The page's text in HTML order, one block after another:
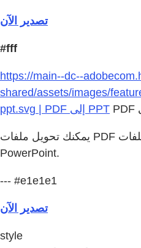
تصدير الآن
#fff
https://main--dc--
shared/assets/images/
ppt.svg | PDF إلى PPT
يمكنك تحويل ملفات PDF إلى ملفات Microsoft
PowerPoint.
--- #e1e1e1
تصدير الآن
style